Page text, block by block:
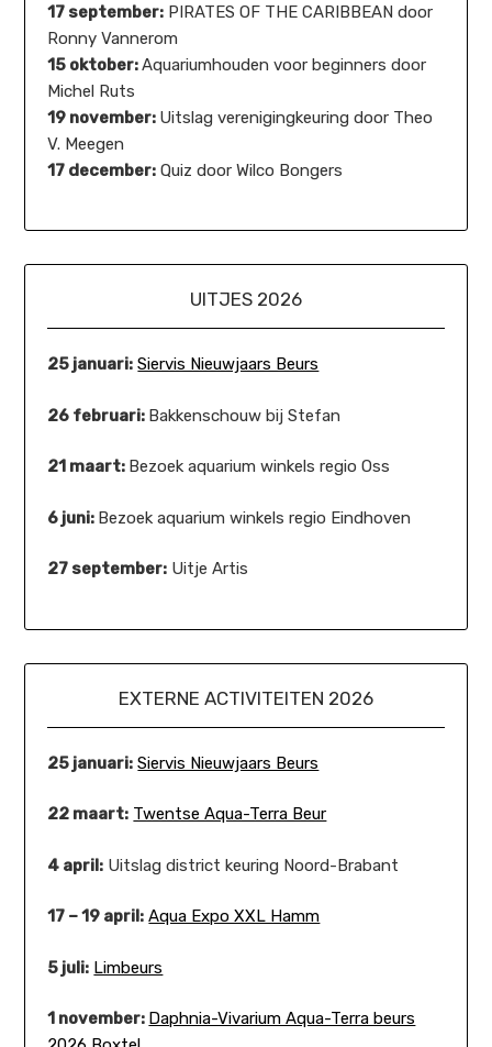
17 september: PIRATES OF THE CARIBBEAN door
Ronny Vannerom
15 oktober:Aquariumhouden voor beginners door
Michel Ruts
19 november: Uitslag verenigingkeuring door Theo
V. Meegen
17 december: Quiz door Wilco Bongers
UITJES 2026
25 januari: Siervis Nieuwjaars Beurs
26 februari: Bakkenschouw bij Stefan
21 maart: Bezoek aquarium winkels regio Oss
6 juni: Bezoek aquarium winkels regio Eindhoven
27 september: Uitje Artis
EXTERNE ACTIVITEITEN 2026
25 januari: Siervis Nieuwjaars Beurs
22 maart: Twentse Aqua-Terra Beur
4 april: Uitslag district keuring Noord-Brabant
17 – 19 april: Aqua Expo XXL Hamm
5 juli: Limbeurs
1 november: Daphnia-Vivarium Aqua-Terra beurs